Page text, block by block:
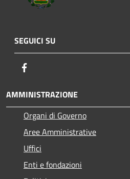
SEGUICI SU
AMMINISTRAZIONE
Organi di Governo
Aree Amministrative
Uffici
Enti e fondazioni